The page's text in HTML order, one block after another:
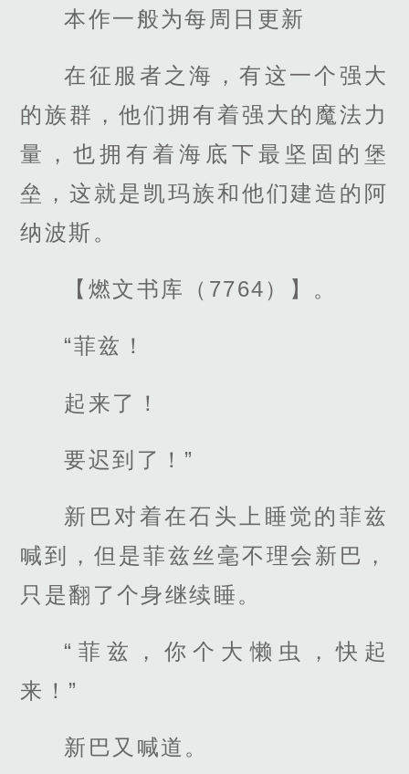
本作一般为每周日更新
在征服者之海，有这一个强大
的族群，他们拥有着强大的魔法力
量，也拥有着海底下最坚固的堡
垒，这就是凯玛族和他们建造的阿
纳波斯。
【燃文书库（7764）】。
“菲兹！
起来了！
要迟到了！”
新巴对着在石头上睡觉的菲兹
喊到，但是菲兹丝毫不理会新巴，
只是翻了个身继续睡。
“菲兹，你个大懒虫，快起
来！”
新巴又喊道。